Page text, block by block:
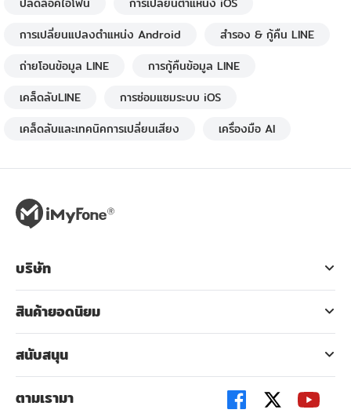
การเปลี่ยนแปลงตำแหน่ง Android
สำรอง & กู้คืน LINE
ถ่ายโอนข้อมูล LINE
การกู้คืนข้อมูล LINE
เคล็ดลับLINE
การซ่อมแซมระบบ iOS
เคล็ดลับและเทคนิคการเปลี่ยนเสียง
เครื่องมือ AI
บริษัท
สินค้ายอดนิยม
สนับสนุน
ตามเรามา